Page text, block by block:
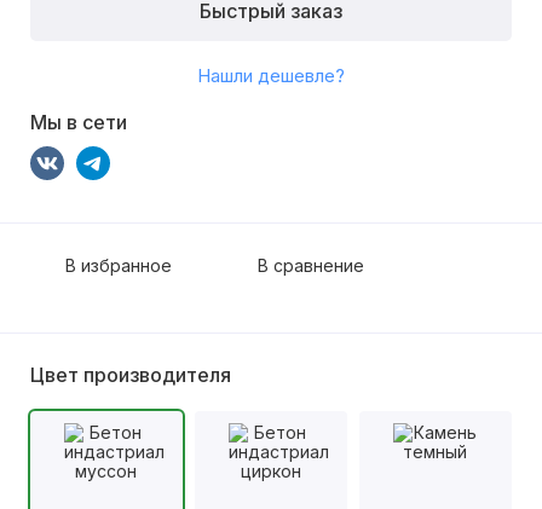
Быстрый заказ
Нашли дешевле?
Мы в сети
В избранное В сравнение
Цвет производителя